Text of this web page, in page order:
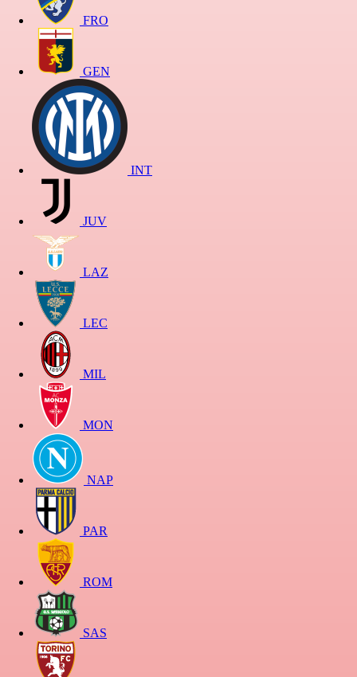
FRO
GEN
INT
JUV
LAZ
LEC
MIL
MON
NAP
PAR
ROM
SAS